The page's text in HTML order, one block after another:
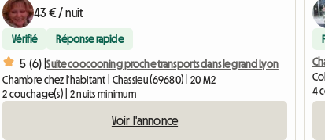
43 € / nuit
Vérifié Réponse rapide
5 (6) |Suite coocooning proche transports dans le grand Lyon
Chambre chez l'habitant | Chassieu (69680) | 20 M2
2 couchage(s) | 2 nuits minimum
Voir l'annonce
4